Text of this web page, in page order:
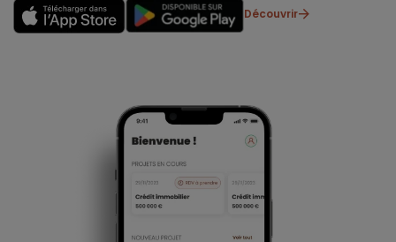
Découvrir